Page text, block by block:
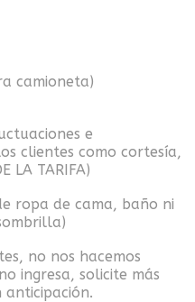
camioneta)
e
clientes como cortesía,
LA TARIFA)
ropa de cama, baño ni
no nos hacemos
ingresa, solicite más